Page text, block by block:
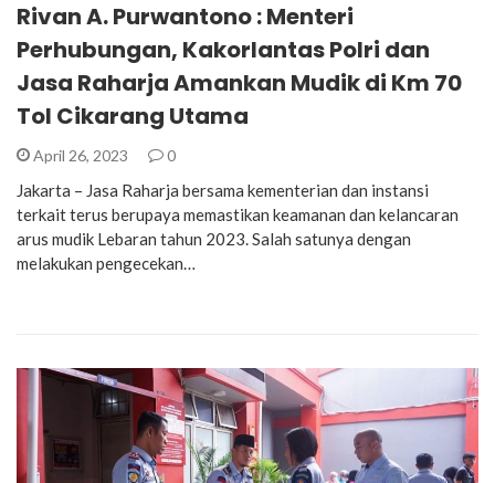
Rivan A. Purwantono : Menteri
Perhubungan, Kakorlantas Polri dan
Jasa Raharja Amankan Mudik di Km 70
Tol Cikarang Utama
April 26, 2023 0
Jakarta – Jasa Raharja bersama kementerian dan instansi
terkait terus berupaya memastikan keamanan dan kelancaran
arus mudik Lebaran tahun 2023. Salah satunya dengan
melakukan pengecekan…